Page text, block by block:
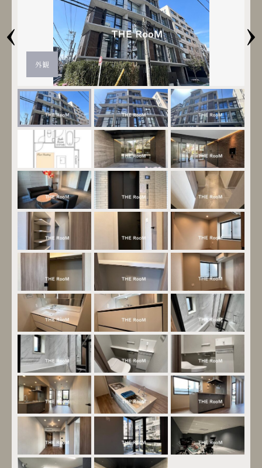
外観
‹ ›